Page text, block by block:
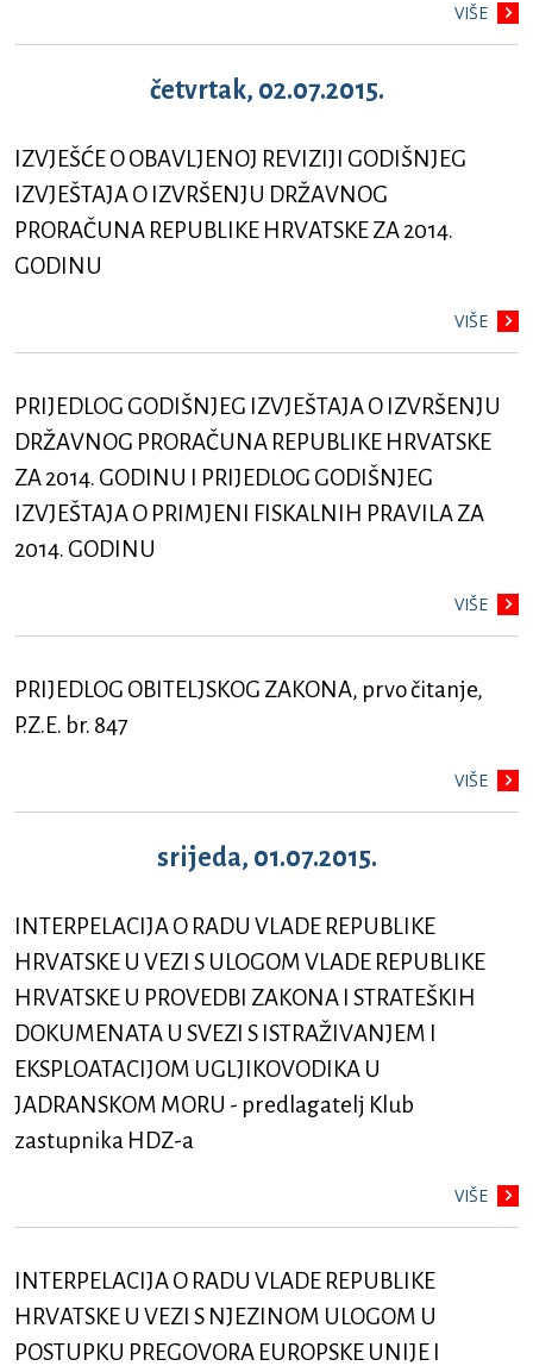
VIŠE
četvrtak, 02.07.2015.
IZVJEŠĆE O OBAVLJENOJ REVIZIJI GODIŠNJEG
IZVJEŠTAJA O IZVRŠENJU DRŽAVNOG
PRORAČUNA REPUBLIKE HRVATSKE ZA 2014.
GODINU
VIŠE
PRIJEDLOG GODIŠNJEG IZVJEŠTAJA O IZVRŠENJU
DRŽAVNOG PRORAČUNA REPUBLIKE HRVATSKE
ZA 2014. GODINU I PRIJEDLOG GODIŠNJEG
IZVJEŠTAJA O PRIMJENI FISKALNIH PRAVILA ZA
2014. GODINU
VIŠE
PRIJEDLOG OBITELJSKOG ZAKONA, prvo čitanje,
P.Z.E. br. 847
VIŠE
srijeda, 01.07.2015.
INTERPELACIJA O RADU VLADE REPUBLIKE
HRVATSKE U VEZI S ULOGOM VLADE REPUBLIKE
HRVATSKE U PROVEDBI ZAKONA I STRATEŠKIH
DOKUMENATA U SVEZI S ISTRAŽIVANJEM I
EKSPLOATACIJOM UGLJIKOVODIKA U
JADRANSKOM MORU - predlagatelj Klub
zastupnika HDZ-a
VIŠE
INTERPELACIJA O RADU VLADE REPUBLIKE
HRVATSKE U VEZI S NJEZINOM ULOGOM U
POSTUPKU PREGOVORA EUROPSKE UNIJE I